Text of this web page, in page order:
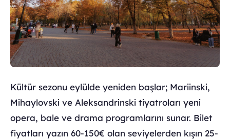
Kültür sezonu eylülde yeniden başlar; Mariinski,
Mihaylovski ve Aleksandrinski tiyatroları yeni
opera, bale ve drama programlarını sunar. Bilet
fiyatları yazın 60-150€ olan seviyelerden kışın 25-